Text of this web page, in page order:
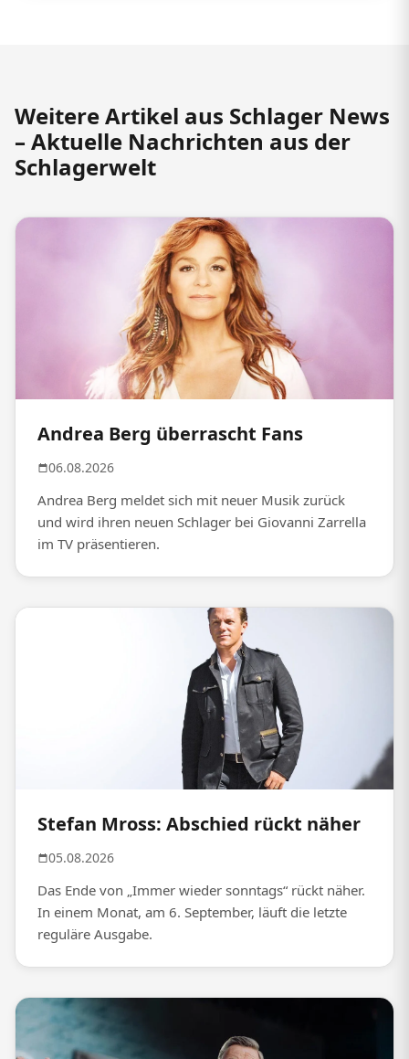
Weitere Artikel aus Schlager News
– Aktuelle Nachrichten aus der
Schlagerwelt
Andrea Berg überrascht Fans
06.08.2026
Andrea Berg meldet sich mit neuer Musik zurück
und wird ihren neuen Schlager bei Giovanni Zarrella
im TV präsentieren.
Stefan Mross: Abschied rückt näher
05.08.2026
Das Ende von „Immer wieder sonntags“ rückt näher.
In einem Monat, am 6. September, läuft die letzte
reguläre Ausgabe.